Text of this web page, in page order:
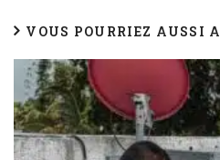
VOUS POURRIEZ AUSSI